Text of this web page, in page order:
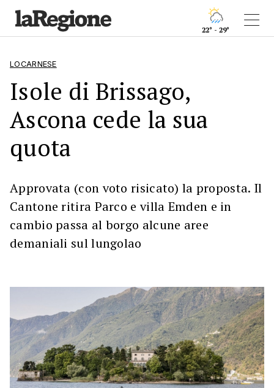
22° - 29°
LOCARNESE
Isole di Brissago,
Ascona cede la sua
quota
Approvata (con voto risicato) la proposta. Il
Cantone ritira Parco e villa Emden e in
cambio passa al borgo alcune aree
demaniali sul lungolao